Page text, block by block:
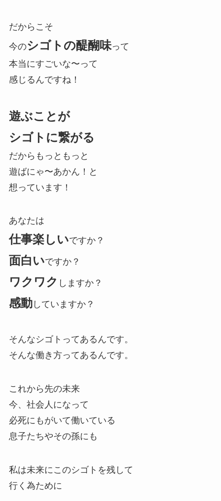
だからこそ
今のシゴトの醍醐味って
本当にすごいな〜って
感じるんですね！
遊ぶことが
シゴトに繋がる
だからもっともっと
遊ばにゃ〜あかん！と
想っています！
あなたは
仕事楽しいですか？
面白いですか？
ワクワク しますか？
感動 していますか？
そんなシゴトってあるんです。
そんな働き方ってあるんです。
これから先の未来
今、社会人になって
必死にもがいて働いている
息子たちやその孫にも
私は未来にこのシゴトを残して
行く為ために